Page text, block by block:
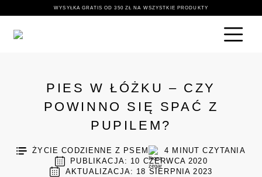
WYSYŁKA GRATIS OD 350 ZŁ NA WSZYSTKIE PRODUKTY
PIES W ŁÓŻKU – CZY
POWINNO SIĘ SPAĆ Z
PUPILEM?
ŻYCIE CODZIENNE Z PSEM 4 MINUT CZYTANIA
PUBLIKACJA: 10 CZERWCA 2020
AKTUALIZACJA: 18 SIERPNIA 2023